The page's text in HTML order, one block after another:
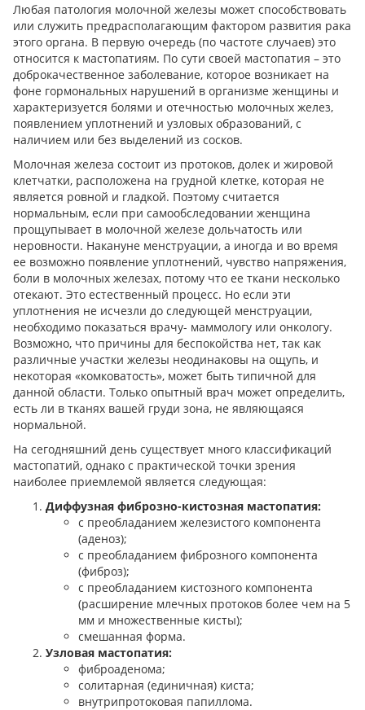
Любая патология молочной железы может способствовать
или служить предрасполагающим фактором развития рака
этого органа. В первую очередь (по частоте случаев) это
относится к мастопатиям. По сути своей мастопатия – это
доброкачественное заболевание, которое возникает на
фоне гормональных нарушений в организме женщины и
характеризуется болями и отечностью молочных желез,
появлением уплотнений и узловых образований, с
наличием или без выделений из сосков.
Молочная железа состоит из протоков, долек и жировой
клетчатки, расположена на грудной клетке, которая не
является ровной и гладкой. Поэтому считается
нормальным, если при самообследовании женщина
прощупывает в молочной железе дольчатость или
неровности. Накануне менструации, а иногда и во время
ее возможно появление уплотнений, чувство напряжения,
боли в молочных железах, потому что ее ткани несколько
отекают. Это естественный процесс. Но если эти
уплотнения не исчезли до следующей менструации,
необходимо показаться врачу- маммологу или онкологу.
Возможно, что причины для беспокойства нет, так как
различные участки железы неодинаковы на ощупь, и
некоторая «комковатость», может быть типичной для
данной области. Только опытный врач может определить,
есть ли в тканях вашей груди зона, не являющаяся
нормальной.
На сегодняшний день существует много классификаций
мастопатий, однако с практической точки зрения
наиболее приемлемой является следующая:
Диффузная фиброзно-кистозная мастопатия:
с преобладанием железистого компонента
(аденоз);
с преобладанием фиброзного компонента
(фиброз);
с преобладанием кистозного компонента
(расширение млечных протоков более чем на 5
мм и множественные кисты);
смешанная форма.
Узловая мастопатия:
фиброаденома;
солитарная (единичная) киста;
внутрипротоковая папиллома.